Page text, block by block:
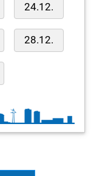
24.12.
28.12.